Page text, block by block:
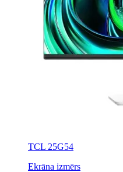
TCL 25G54
Ekrāna izmērs